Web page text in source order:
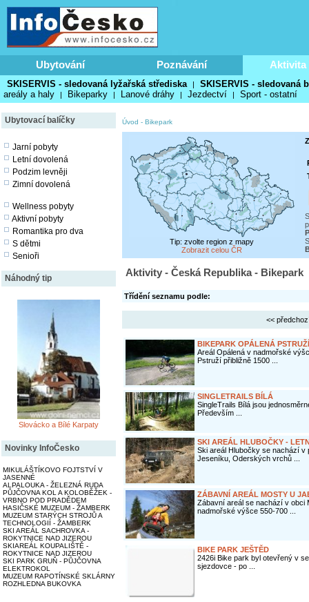
Ubytování Poznávání Aktivita
SKISERVIS - sledovaná lyžařská střediska |
SKISERVIS - sledovaná
areály a haly
| Bikeparky | Lanové dráhy | Jezdectví | Sport - ostatní
Ubytovací balíčky
Jarní pobyty
Letní dovolená
Podzim levněji
Zimní dovolená
Wellness pobyty
Aktivní pobyty
Romantika pro dva
S dětmi
Senioři
Náhodný tip
Slovácko a Bílé Karpaty
Novinky InfoČesko
MIKULÁŠTÍKOVO FOJTSTVÍ V
JASENNÉ
ALPALOUKA - ŽELEZNÁ RUDA
PŮJČOVNA KOL A KOLOBĚŽEK -
VRBNO POD PRADĚDEM
HASIČSKÉ MUZEUM - ŽAMBERK
MUZEUM STARÝCH STROJŮ A
TECHNOLOGIÍ - ŽAMBERK
SKI AREÁL SACHROVKA -
ROKYTNICE NAD JIZEROU
SKIAREÁL KOUPALIŠTĚ -
ROKYTNICE NAD JIZEROU
SKI PARK GRUŇ - PŮJČOVNA
ELEKTROKOL
MUZEUM RAPOTÍNSKÉ SKLÁRNY
ROZHLEDNA BUKOVKA
Úvod - Bikepark
Tip: zvolte region z mapy
Zobrazit celou ČR
Aktivity - Česká Republika - Bikepark
Třídění seznamu podle:
<<
BIKEPARK OPÁLENÁ PSTRUŽÍ
Areál Opálená v nadmořské
Pstruží přibližně 1500 ...
SINGLETRAILS BÍLÁ
SingleTrails Bílá jsou
Především ...
SKI AREÁL HLUBOČKY -
Ski areál Hlubočky se nachází
Jeseníku, Oderských vrchů ...
ZÁBAVNÍ AREÁL MOSTY U
Zábavní areál se nachází v obci
nadmořské výšce 550-700 ...
BIKE PARK JEŠTĚD
2426i Bike park byl otevřený v
sjezdovce - po ...